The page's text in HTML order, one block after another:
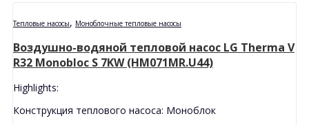
Тепловые насосы, Моноблочные тепловые насосы
Воздушно-водяной тепловой насос LG Therma V
R32 Monobloc S 7KW (HM071MR.U44)
Highlights:
Конструкция теплового насоса: Моноблок